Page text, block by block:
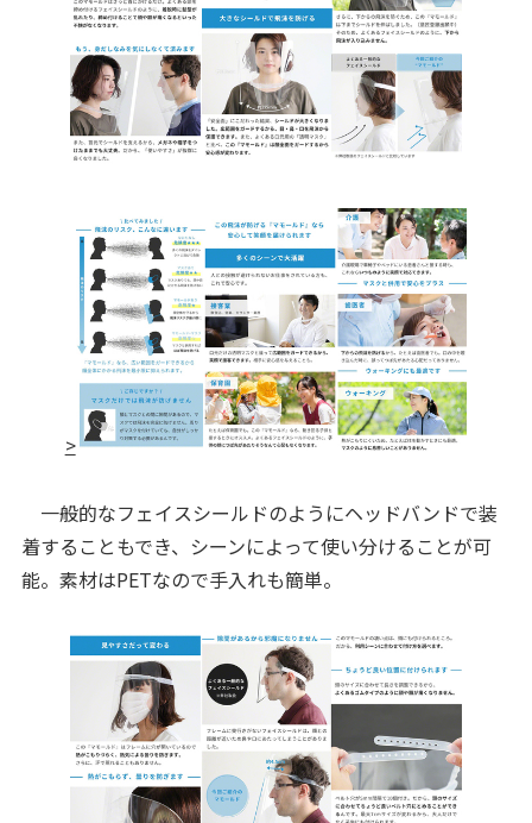
>
一般的なフェイスシールドのようにヘッドバンドで装
着することもでき、シーンによって使い分けることが可
能。素材はPETなので手入れも簡単。